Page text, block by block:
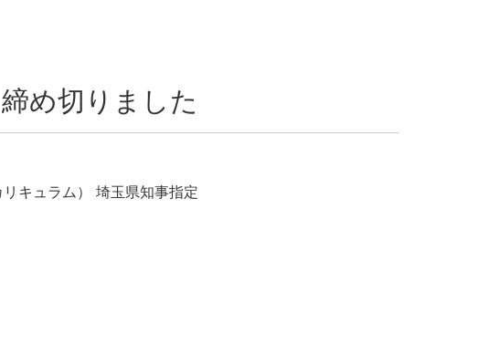
め切りました
キュラム） 埼玉県知事指定